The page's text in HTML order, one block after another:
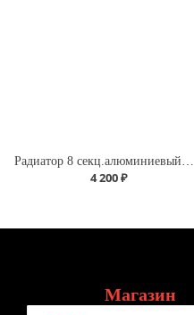
Радиатор 8 секц.алюминиевый ROMMER Optima 500 (RAL9016)
4 200 ₽
Магазин